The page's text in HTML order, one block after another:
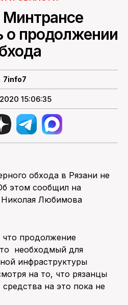
Минтрансе
о продолжении
7info7
15:06:35
обхода в Рязани не
этом сообщил на
Николая Любимова
продолжение
необходмый для
инфраструктуры
на то, что рязанцы
на это пока не